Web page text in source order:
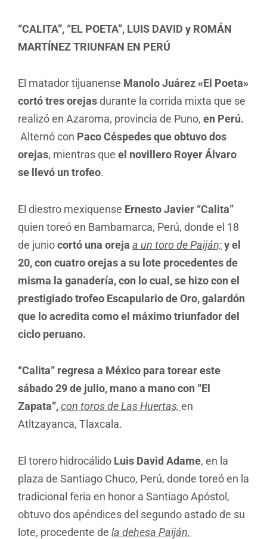
“CALITA”, “EL POETA”, LUIS DAVID y ROMÁN
MARTÍNEZ TRIUNFAN EN PERÚ
El matador tijuanense Manolo Juárez «El Poeta»
cortó tres orejasdurante la corrida mixta que se
realizó en Azaroma, provincia de Puno, en Perú.
Alternó con Paco Céspedes que obtuvo dos
orejas, mientras que el novillero Royer Álvaro
se llevó un trofeo.
El diestro mexiquense Ernesto Javier “Calita”
quien toreó en Bambamarca, Perú, donde el 18
de juniocortó una oreja a un toro de Paiján;y el
20, con cuatro orejas a su lote procedentes de
misma la ganadería, con lo cual, se hizo con el
prestigiado trofeo Escapulario de Oro, galardón
que lo acredita como el máximo triunfador del
ciclo peruano.
“Calita” regresa a México para torear este
sábado 29 de julio, mano a mano con “El
Zapata”,con toros de Las Huertas, en
Atltzayanca, Tlaxcala.
El torero hidrocálido Luis David Adame, en la
plaza de Santiago Chuco, Perú, donde toreó en la
tradicional feria en honor a Santiago Apóstol,
obtuvo dos apéndices del segundo astado de su
lote, procedente de la dehesa Paiján.